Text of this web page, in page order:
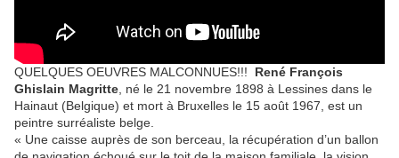
QUELQUES OEUVRES MALCONNUES!!! René François
Ghislain Magritte , né le 21 novembre 1898 à Lessines dans le
Hainaut (Belgique) et mort à Bruxelles le 15 août 1967, est un
peintre surréaliste belge.
« Une caisse auprès de son berceau, la récupération d’un ballon